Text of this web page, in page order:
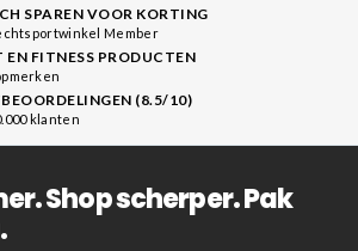
SPAREN VOOR KORTING
Member
EN FITNESS PRODUCTEN
(8.5/10)
klanten
Shop scherper. Pak